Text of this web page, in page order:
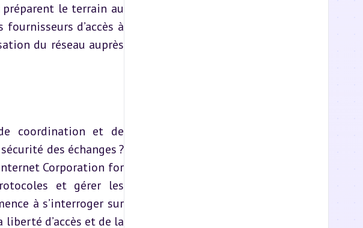
le terrain au
d’accès à
du réseau auprès
coordination et de
des échanges ?
Corporation for
et gérer les
à s’interroger sur
d’accès et de la